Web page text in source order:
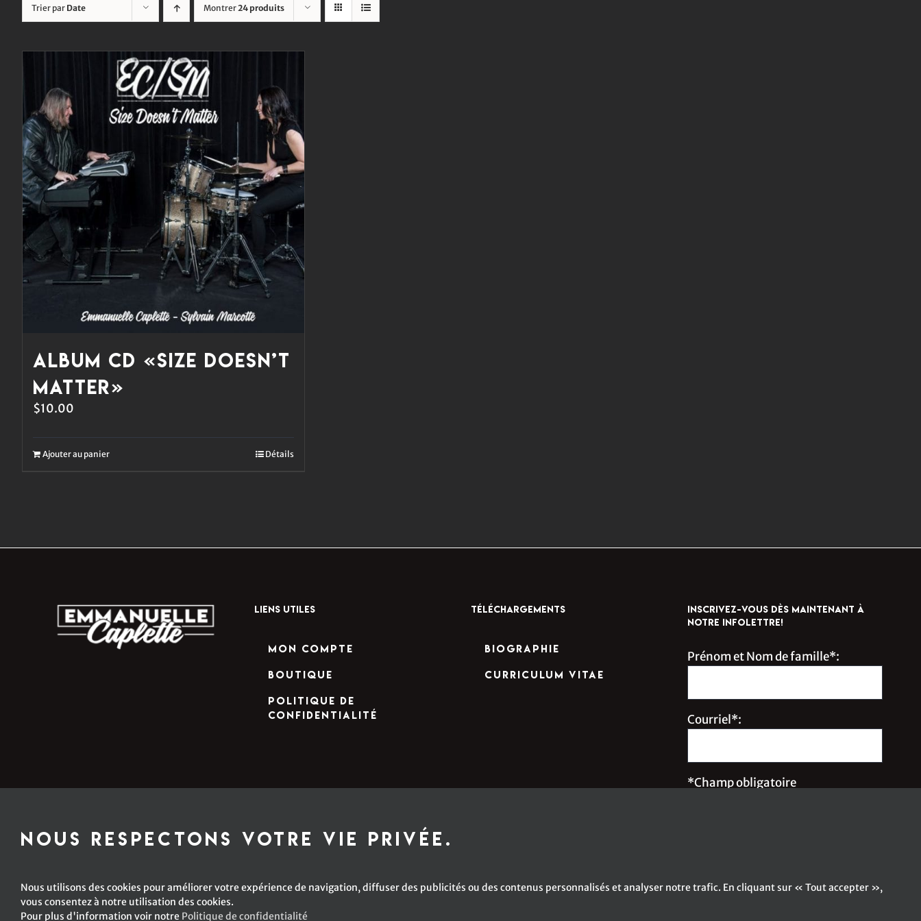
Trier par Date Montrer24 produits
Album CD «Size Doesn’t
Matter»
$10.00
Ajouter au panier Détails
LIENS UTILES
Mon compte
Boutique
Politique de
confidentialité
TÉLÉCHARGEMENTS
Biographie
Curriculum Vitae
INSCRIVEZ-VOUS DÈS MAINTENANT À
NOTRE INFOLETTRE!
Prénom et Nom de famille*:
Courriel*:
*Champ obligatoire
Nous respectons votre vie privée.
Nous utilisons des cookies pour améliorer votre expérience de navigation, diffuser des publicités ou des contenus personnalisés et analyser notre trafic. En cliquant sur « Tout accepter »,
vous consentez à notre utilisation des cookies.
Pour plus d'information voir notre Politique de confidentialité